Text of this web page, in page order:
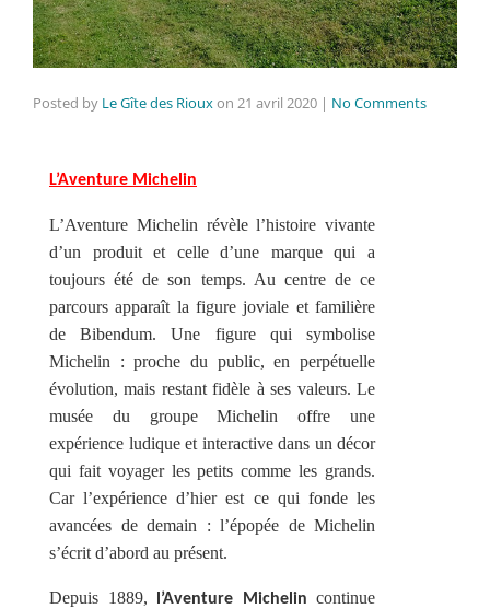
Posted by Le Gîte des Riouxon 21 avril 2020 | No Comments
L’Aventure Michelin
L’Aventure Michelin révèle l’histoire vivante
d’un produit et celle d’une marque qui a
toujours été de son temps. Au centre de ce
parcours apparaît la figure joviale et familière
de Bibendum. Une figure qui symbolise
Michelin : proche du public, en perpétuelle
évolution, mais restant fidèle à ses valeurs. Le
musée du groupe Michelin offre une
expérience ludique et interactive dans un décor
qui fait voyager les petits comme les grands.
Car l’expérience d’hier est ce qui fonde les
avancées de demain : l’épopée de Michelin
s’écrit d’abord au présent.
Depuis 1889, l’Aventure Michelin continue